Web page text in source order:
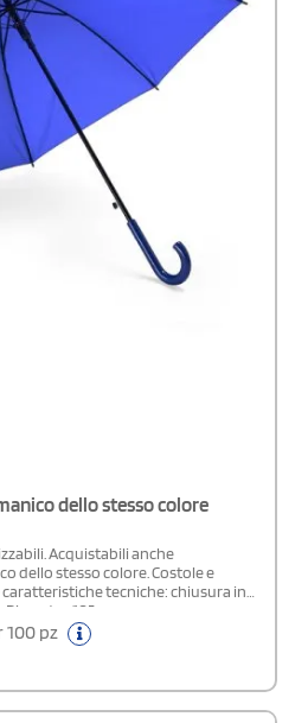
dello stesso colore
Acquistabili anche
dello stesso colore. Costole e
tecniche: chiusura in
105 cm.
100 pz